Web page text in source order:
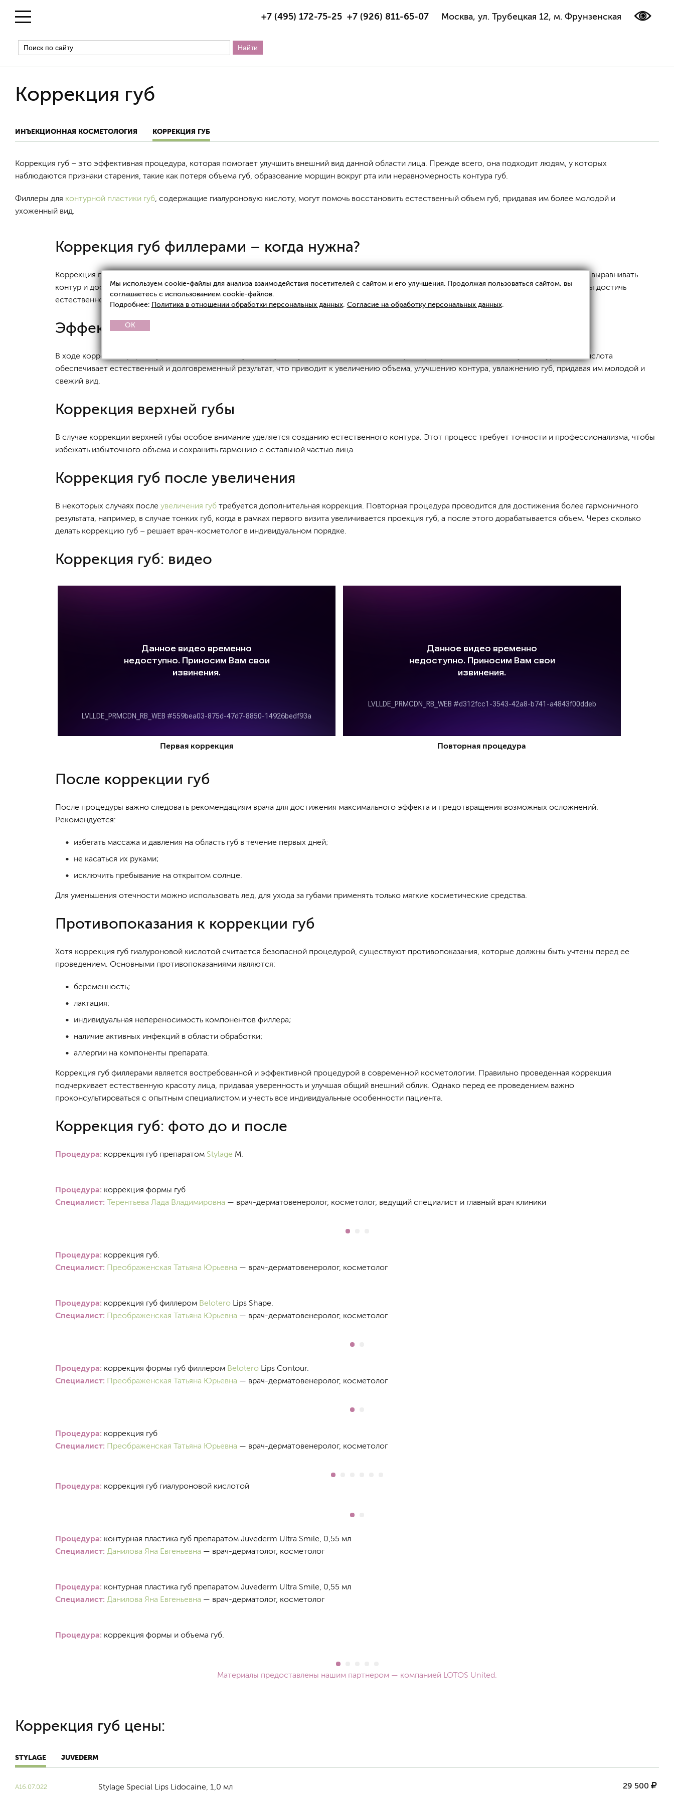
+7 (495) 172-75-25 +7 (926) 811-65-07 Москва, ул. Трубецкая 12, м. Фрунзенская
Коррекция губ
ИНЪЕКЦИОННАЯ КОСМЕТОЛОГИЯ КОРРЕКЦИЯ ГУБ
Коррекция губ – это эффективная процедура, которая помогает улучшить внешний вид данной области лица. Прежде всего, она подходит людям, у которых
наблюдаются признаки старения, такие как потеря объема губ, образование морщин вокруг рта или неравномерность контура губ.
Филлеры для контурной пластики губ , содержащие гиалуроновую кислоту, могут помочь восстановить естественный объем губ, придавая им более молодой и
ухоженный вид.
Коррекция губ филлерами – когда нужна?
Коррекция губ филлерами также рекомендуется для тех, кто не удовлетворен формой или симметрией своих губ, так как филлеры позволяют выравнивать
контур и достигать желаемой формы. Проведение данной процедуры следует доверить опытному и квалифицированному специалисту, чтобы достичь
естественного и гармоничного результата.
Эффект коррекции формы губ
В ходе коррекции формы губ специалист использует тонкую иглу или канюлю для введения филлера в различные области губ. Гиалуроновая кислота
обеспечивает естественный и долговременный результат, что приводит к увеличению объема, улучшению контура, увлажнению губ, придавая им молодой и
свежий вид.
Коррекция верхней губы
В случае коррекции верхней губы особое внимание уделяется созданию естественного контура. Этот процесс требует точности и профессионализма, чтобы
избежать избыточного объема и сохранить гармонию с остальной частью лица.
Коррекция губ после увеличения
В некоторых случаях после увеличения губ требуется дополнительная коррекция. Повторная процедура проводится для достижения более гармоничного
результата, например, в случае тонких губ, когда в рамках первого визита увеличивается проекция губ, а после этого дорабатывается объем. Через сколько
делать коррекцию губ – решает врач-косметолог в индивидуальном порядке.
Коррекция губ: видео
Первая коррекция Повторная процедура
После коррекции губ
После процедуры важно следовать рекомендациям врача для достижения максимального эффекта и предотвращения возможных осложнений.
Рекомендуется:
избегать массажа и давления на область губ в течение первых дней;
не касаться их руками;
исключить пребывание на открытом солнце.
Для уменьшения отечности можно использовать лед, для ухода за губами применять только мягкие косметические средства.
Противопоказания к коррекции губ
Хотя коррекция губ гиалуроновой кислотой считается безопасной процедурой, существуют противопоказания, которые должны быть учтены перед ее
проведением. Основными противопоказаниями являются:
беременность;
лактация;
индивидуальная непереносимость компонентов филлера;
наличие активных инфекций в области обработки;
аллергии на компоненты препарата.
Коррекция губ филлерами является востребованной и эффективной процедурой в современной косметологии. Правильно проведенная коррекция
подчеркивает естественную красоту лица, придавая уверенность и улучшая общий внешний облик. Однако перед ее проведением важно
проконсультироваться с опытным специалистом и учесть все индивидуальные особенности пациента.
Коррекция губ: фото до и после
Процедура: коррекция губ препаратом Stylage M.
Процедура: коррекция формы губ
Специалист: Терентьева Лада Владимировна — врач-дерматовенеролог, косметолог, ведущий специалист и главный врач клиники
Процедура: коррекция губ.
Специалист: Преображенская Татьяна Юрьевна — врач-дерматовенеролог, косметолог
Процедура: коррекция губ филлером Belotero Lips Shape.
Специалист: Преображенская Татьяна Юрьевна — врач-дерматовенеролог, косметолог
Процедура: коррекция формы губ филлером Belotero Lips Contour.
Специалист: Преображенская Татьяна Юрьевна — врач-дерматовенеролог, косметолог
Процедура: коррекция губ
Специалист: Преображенская Татьяна Юрьевна — врач-дерматовенеролог, косметолог
Процедура: коррекция губ гиалуроновой кислотой
Процедура: контурная пластика губ препаратом Juvederm Ultra Smile, 0,55 мл
Специалист: Данилова Яна Евгеньевна — врач-дерматолог, косметолог
Процедура: контурная пластика губ препаратом Juvederm Ultra Smile, 0,55 мл
Специалист: Данилова Яна Евгеньевна — врач-дерматолог, косметолог
Процедура: коррекция формы и объема губ.
Материалы предоставлены нашим партнером — компанией LOTOS United.
Коррекция губ цены:
STYLAGE JUVEDERM
А16.07.022 Stylage Special Lips Lidocaine, 1,0 мл 29 500
Мы используем cookie-файлы для анализа взаимодействия посетителей с сайтом и его улучшения. Продолжая пользоваться сайтом, вы
соглашаетесь с использованием cookie-файлов.
Подробнее: Политика в отношении обработки персональных данных, Согласие на обработку персональных данных.
OK